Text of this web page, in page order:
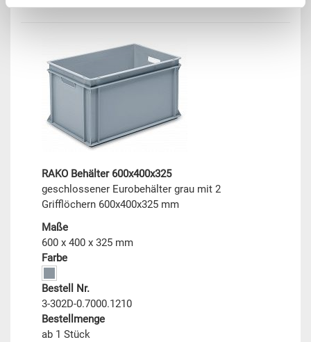
RAKO Behälter 600x400x325
geschlossener Eurobehälter grau mit 2
Grifflöchern 600x400x325 mm
Maße
600 x 400 x 325 mm
Farbe
Bestell Nr.
3-302D-0.7000.1210
Bestellmenge
ab 1 Stück